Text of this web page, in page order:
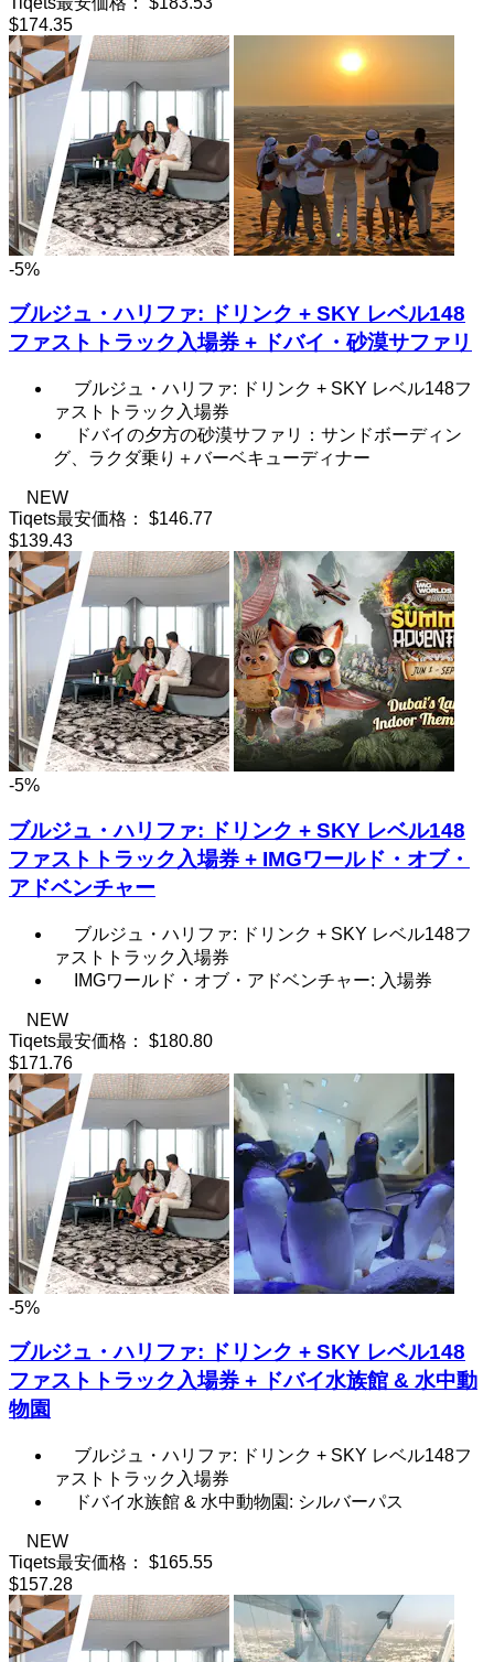
$174.35
-5%
ブルジュ・ハリファ: ドリンク + SKY レベル148
ファストトラック入場券 + ドバイ・砂漠サファリ
ブルジュ・ハリファ: ドリンク + SKY レベル148フ
ァストトラック入場券
ドバイの夕方の砂漠サファリ：サンドボーディン
グ、ラクダ乗り＋バーベキューディナー
NEW
Tiqets最安価格：
$146.77
$139.43
-5%
ブルジュ・ハリファ: ドリンク + SKY レベル148
ファストトラック入場券 + IMGワールド・オブ・
アドベンチャー
ブルジュ・ハリファ: ドリンク + SKY レベル148フ
ァストトラック入場券
IMGワールド・オブ・アドベンチャー: 入場券
NEW
Tiqets最安価格：
$180.80
$171.76
-5%
ブルジュ・ハリファ: ドリンク + SKY レベル148
ファストトラック入場券 + ドバイ水族館 & 水中動
物園
ブルジュ・ハリファ: ドリンク + SKY レベル148フ
ァストトラック入場券
ドバイ水族館 & 水中動物園: シルバーパス
NEW
Tiqets最安価格：
$165.55
$157.28